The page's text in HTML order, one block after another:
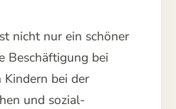
nicht nur ein schöner
Beschäftigung bei
Kindern bei der
und sozial-